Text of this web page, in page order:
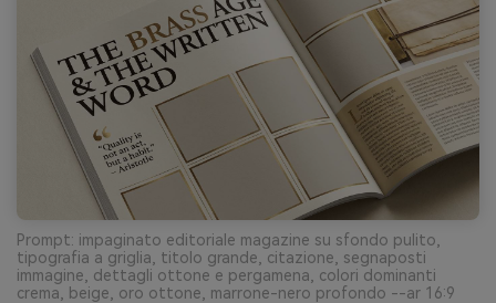
Prompt: impaginato editoriale magazine su sfondo pulito,
tipografia a griglia, titolo grande, citazione, segnaposti
immagine, dettagli ottone e pergamena, colori dominanti
crema, beige, oro ottone, marrone-nero profondo --ar 16:9